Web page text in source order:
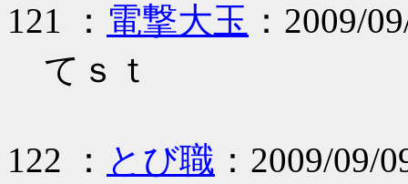
121 ： 電撃大玉 ：2009/
てｓｔ
122 ： とび職 ：2009/09/